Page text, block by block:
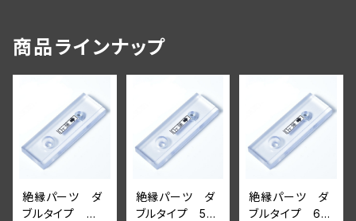
商品ラインナップ
絶縁パーツ ダ
ブルタイプ 単
絶縁パーツ ダ
ブルタイプ 5個
絶縁パーツ ダ
ブルタイプ 6個